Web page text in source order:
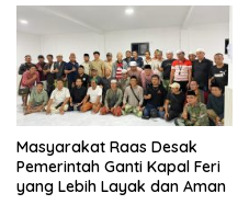
Kepastian
Masyarakat Raas Desak
Pemerintah Ganti Kapal Feri
yang Lebih Layak dan Aman